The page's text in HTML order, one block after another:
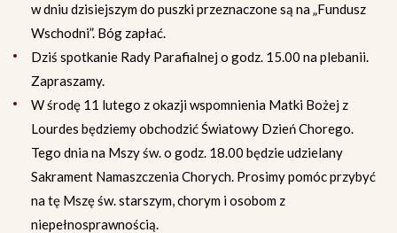
w dniu dzisiejszym do puszki przeznaczone są na „Fundusz
Wschodni”. Bóg zapłać.
Dziś spotkanie Rady Parafialnej o godz. 15.00 na plebanii.
Zapraszamy.
W środę 11 lutego z okazji wspomnienia Matki Bożej z
Lourdes będziemy obchodzić Światowy Dzień Chorego.
Tego dnia na Mszy św. o godz. 18.00 będzie udzielany
Sakrament Namaszczenia Chorych. Prosimy pomóc przybyć
na tę Mszę św. starszym, chorym i osobom z
niepełnosprawnością.